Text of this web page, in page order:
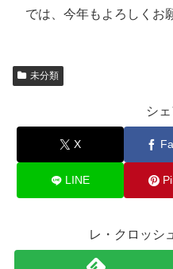
では、今年もよろしくお
未分類
シ
X
LINE
レ・クロッシ